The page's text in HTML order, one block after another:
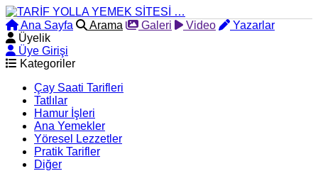
Ana Sayfa Arama Galeri Video
Yazarlar
Üyelik
Üye Girişi
Kategoriler
Çay Saati Tarifleri
Tatlılar
Hamur İşleri
Ana Yemekler
Yöresel Lezzetler
Pratik Tarifler
Diğer